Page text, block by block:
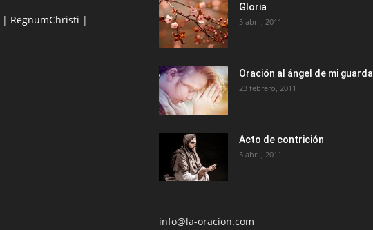
| RegnumChristi |
Gloria
5 abril, 2011
Oración al ángel de mi guarda
23 febrero, 2011
Acto de contrición
5 abril, 2011
info@la-oracion.com